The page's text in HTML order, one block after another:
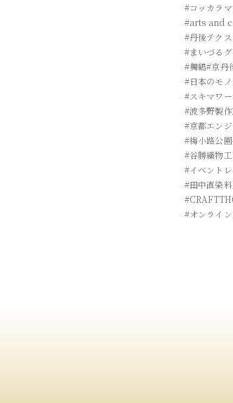
#コッカラ
#arts and
#丹後テク
#まいづる
#舞鶴#京丹
#日本のモノ
#スキマワ
#波多野製
#京都エン
#梅小路公園
#谷勝織物
#イベント
#田中直染
#オンライ